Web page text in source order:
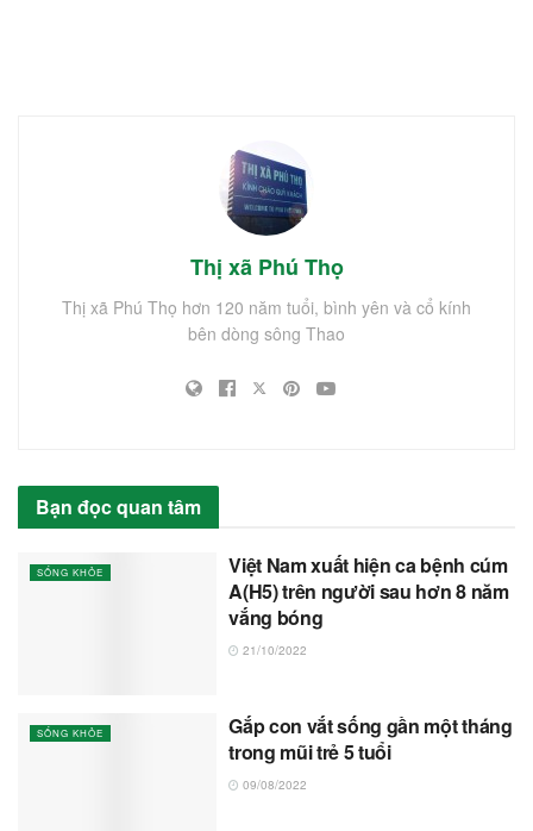
Thị xã Phú Thọ
Thị xã Phú Thọ hơn 120 năm tuổi, bình yên và cổ kính
bên dòng sông Thao
Bạn đọc quan tâm
SỐNG KHỎE
Việt Nam xuất hiện ca bệnh cúm
A(H5) trên người sau hơn 8 năm
vắng bóng
21/10/2022
SỐNG KHỎE
Gắp con vắt sống gần một tháng
trong mũi trẻ 5 tuổi
09/08/2022